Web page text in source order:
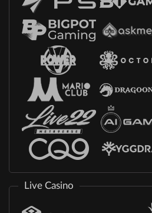
Live Casino